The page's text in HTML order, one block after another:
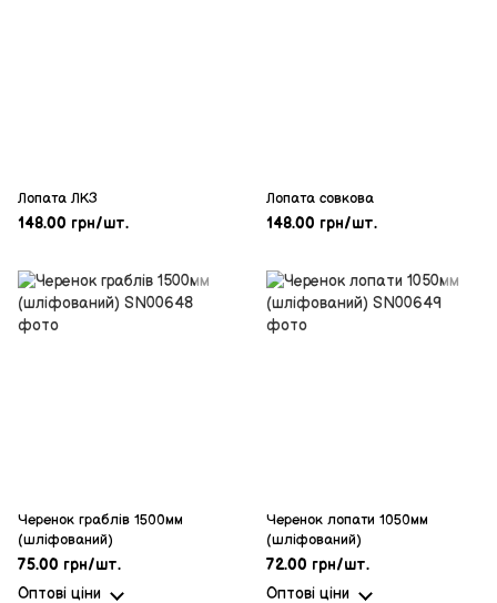
Лопата ЛКЗ
148.00 грн/шт.
Лопата совкова
148.00 грн/шт.
Черенок граблів 1500мм
(шліфований)
75.00 грн/шт.
Оптові ціни
Черенок лопати 1050мм
(шліфований)
72.00 грн/шт.
Оптові ціни